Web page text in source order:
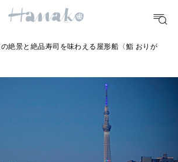
FOOD
絶景と絶品寿司を味わえる屋形船〈鮨 おりが